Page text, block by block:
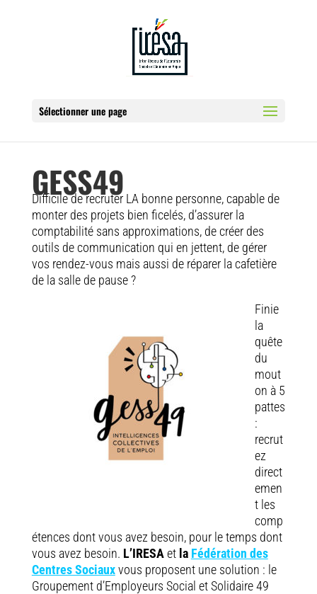
Sélectionner une page
GESS49
Difficile de recruter LA bonne personne, capable de
monter des projets bien ficelés, d’assurer la
comptabilité sans approximations, de créer des
outils de communication qui en jettent, de gérer
vos rendez-vous mais aussi de réparer la cafetière
de la salle de pause ?
Finie
la
quête
du
mout
on à 5
pattes
:
recrut
ez
direct
emen
t les
comp
étences dont vous avez besoin, pour le temps dont
vous avez besoin. L’IRESAet la Fédération des
Centres Sociauxvous proposent une solution : le
Groupement d’Employeurs Social et Solidaire 49